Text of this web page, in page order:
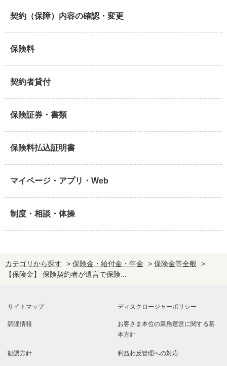
契約（保障）内容の確認・変更
保険料
契約者貸付
保険証券・書類
保険料払込証明書
マイページ・アプリ・Web
制度・相談・体操
カテゴリから探す > 保険金・給付金・年金 > 保険金等全般 >
【保険金】 保険契約者が遺言で保険...
サイトマップ ディスクロージャーポリシー
調達情報 お客さま本位の業務運営に関する基
本方針
勧誘方針 利益相反管理への対応